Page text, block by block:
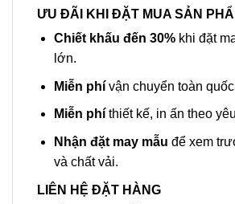
ƯU ĐÃI KHI ĐẶT MUA SẢN
Chiết khấu đến 30%khi đặt
lớn.
Miễn phí vận chuyển toàn
Miễn phíthiết kế, in ấn theo
Nhận đặt may mẫu để xem
và chất vải.
LIÊN HỆ ĐẶT HÀNG